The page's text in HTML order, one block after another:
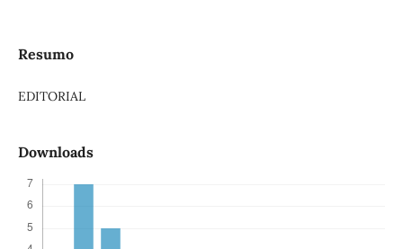
Resumo
EDITORIAL
Downloads